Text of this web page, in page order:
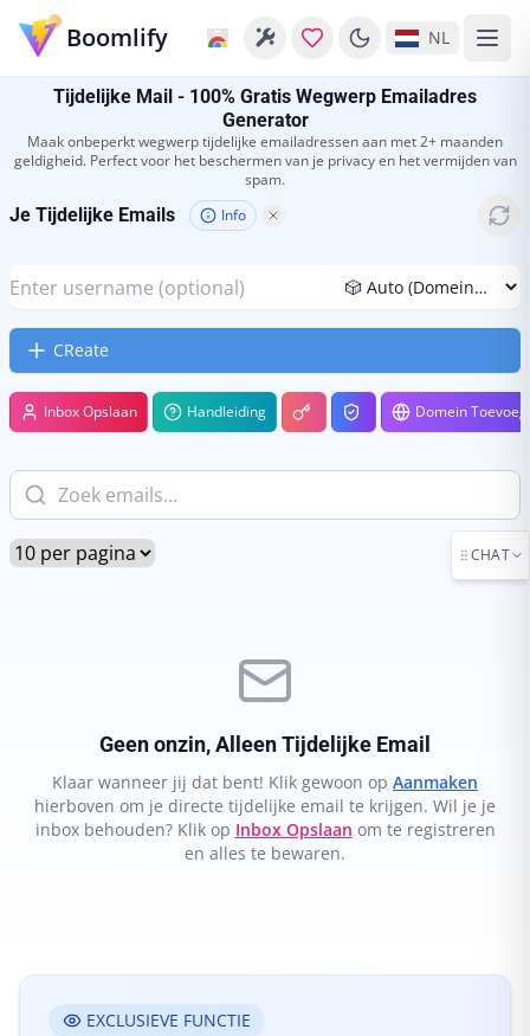
Boomlify NL
Tijdelijke Mail - 100% Gratis Wegwerp Emailadres
Generator
Maak onbeperkt wegwerp tijdelijke emailadressen aan met 2+ maanden
geldigheid. Perfect voor het beschermen van je privacy en het vermijden van
spam.
Je Tijdelijke Emails Info
CReate
Inbox Opslaan Handleiding Domein
Geen onzin, Alleen Tijdelijke Email
Klaar wanneer jij dat bent! Klik gewoon op Aanmaken
hierboven om je directe tijdelijke email te krijgen. Wil je je
inbox behouden? Klik op Inbox Opslaan om te registreren
en alles te bewaren.
EXCLUSIEVE FUNCTIE
CHAT